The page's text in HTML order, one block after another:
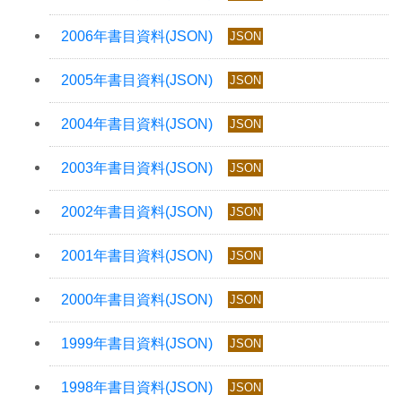
JSON
JSON
JSON
JSON
JSON
JSON
JSON
JSON
JSON